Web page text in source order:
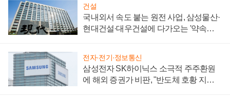
건설
국내외서 속도 붙는 원전 사업, 삼성물산·
현대건설·대우건설에 다가오는 '약속의
전자·전기·정보통신
삼성전자 SK하이닉스 소극적 주주환원
에 해외 증권가 비판, "반도체 호황 지속